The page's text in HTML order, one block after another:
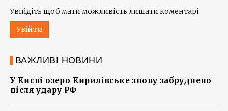
Увійдіть щоб мати можливість лишати коментарі
Увійти
ВАЖЛИВІ НОВИНИ
У Києві озеро Кирилівське знову забруднено
після удару РФ